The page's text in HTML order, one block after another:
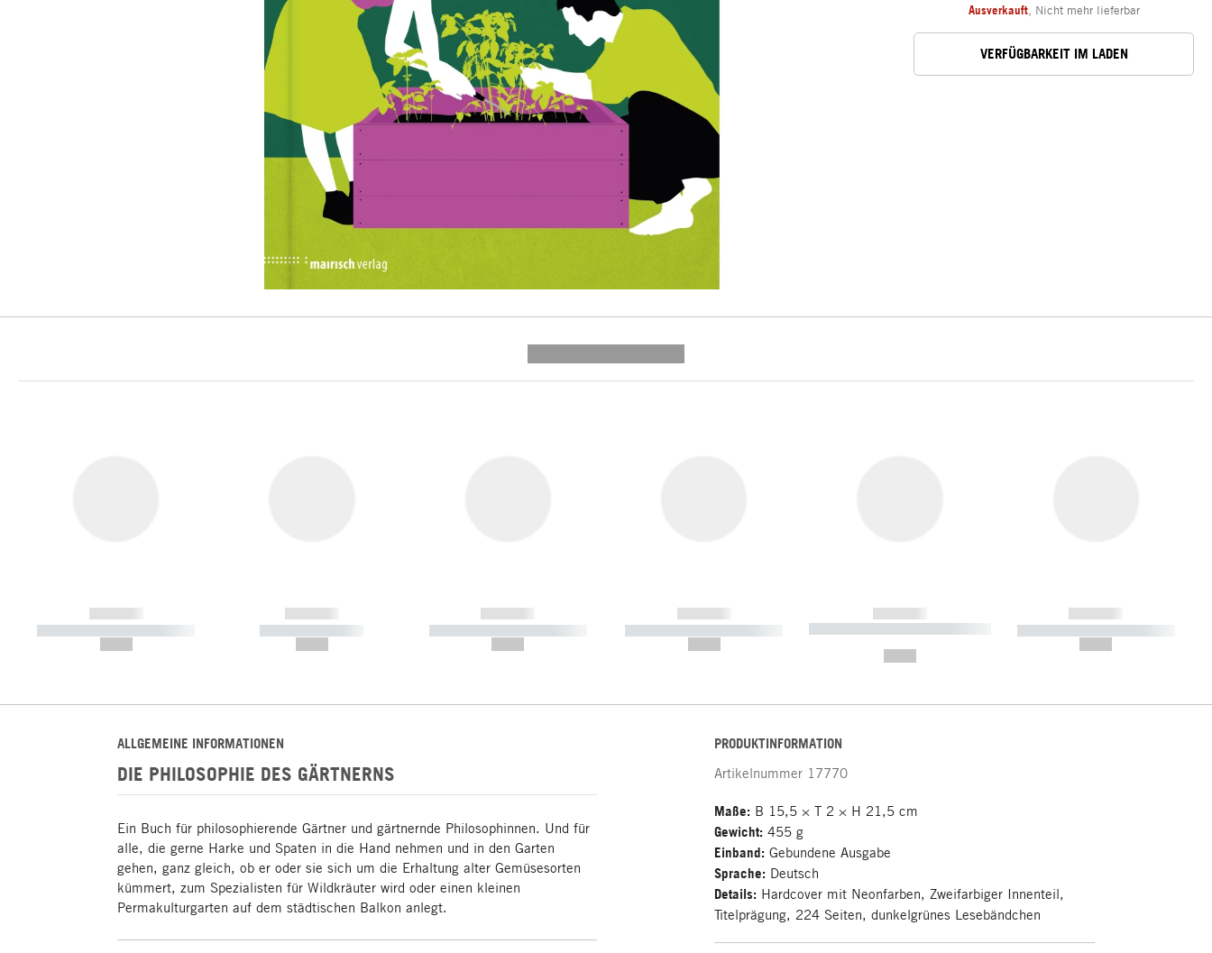
Ausverkauft, Nicht mehr lieferbar
VERFÜGBARKEIT IM LADEN
------------
----------- ----------- -----------
------------
----------- -----------
------------
----------- ----------- -----------
------------
----------- ----------- -----------
------------
----------- ----------- ----------- ----
------------
----------- ----------- -----------
ALLGEMEINE INFORMATIONEN
DIE PHILOSOPHIE DES GÄRTNERNS
Ein Buch für philosophierende Gärtner und gärtnernde Philosophinnen. Und für
alle, die gerne Harke und Spaten in die Hand nehmen und in den Garten
gehen, ganz gleich, ob er oder sie sich um die Erhaltung alter Gemüsesorten
kümmert, zum Spezialisten für Wildkräuter wird oder einen kleinen
Permakulturgarten auf dem städtischen Balkon anlegt.
PRODUKTINFORMATION
Artikelnummer 17770
Maße: B 15,5 × T 2 × H 21,5 cm
Gewicht: 455 g
Einband: Gebundene Ausgabe
Sprache: Deutsch
Details: Hardcover mit Neonfarben, Zweifarbiger Innenteil,
Titelprägung, 224 Seiten, dunkelgrünes Lesebändchen